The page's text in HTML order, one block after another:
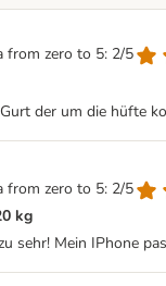
from zero to 5: 2/5
der um die hüfte
from zero to 5: 2/5
kg
sehr! Mein IPhone